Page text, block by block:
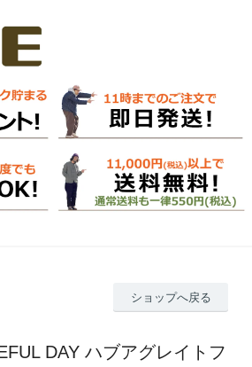
ショップへ戻る
DAY ハブアグレイトフ